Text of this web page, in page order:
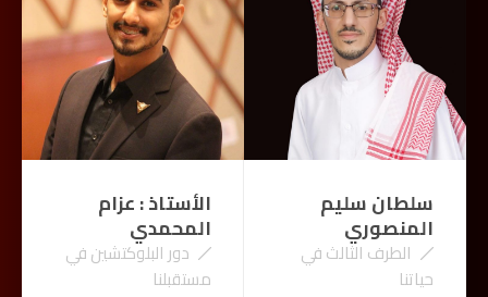
سلطان سليم
المنصوري
الطرف الثالث في
حياتنا
الأستاذ : عزام
المحمدي
دور البلوكتشين في
مستقبلنا